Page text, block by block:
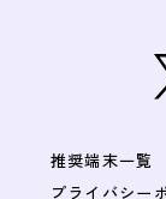
推奨端末一覧
プライバシー